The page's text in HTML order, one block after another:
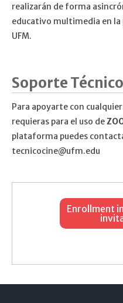
realizarán de forma
educativo multimedia en
UFM.
Soporte Técnico
Para apoyarte con
requieras para el uso de
plataforma puedes
tecnicocine@ufm.edu
Enrollment